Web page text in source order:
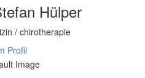
Hülper
/ chirotherapie
Profil